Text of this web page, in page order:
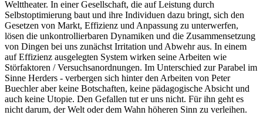
Welttheater. In einer Gesellschaft, die auf Leistung durch
Selbstoptimierung baut und ihre Individuen dazu bringt, sich den
Gesetzen von Markt, Effizienz und Anpassung zu unterwerfen,
lösen die unkontrollierbaren Dynamiken und die Zusammensetzung
von Dingen bei uns zunächst Irritation und Abwehr aus. In einem
auf Effizienz ausgelegten System wirken seine Arbeiten wie
Störfaktoren / Versuchsanordnungen. Im Unterschied zur Parabel im
Sinne Herders - verbergen sich hinter den Arbeiten von Peter
Buechler aber keine Botschaften, keine pädagogische Absicht und
auch keine Utopie. Den Gefallen tut er uns nicht. Für ihn geht es
nicht darum, der Welt oder dem Wahn höheren Sinn zu verleihen.